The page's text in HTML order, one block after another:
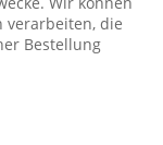
verarbeiten, die
Bestellung